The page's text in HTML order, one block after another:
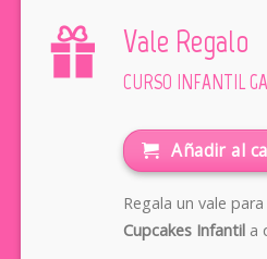
Vale Regalo
CURSO INFANTIL
Añadir al
Regala un vale
Cupcakes Infantila